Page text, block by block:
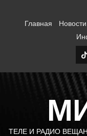
Главная
Новости
ТЕЛЕ И РАДИО